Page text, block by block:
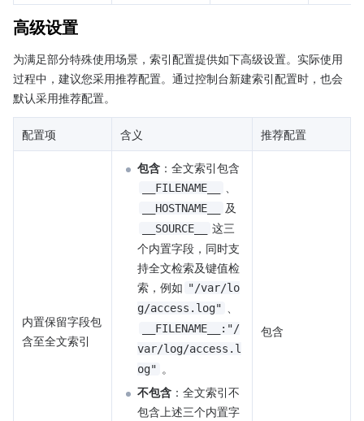
高级设置
为满足部分特殊使用场景，索引配置提供如下高级设置。实际使用
过程中，建议您采用推荐配置。通过控制台新建索引配置时，也会
默认采用推荐配置。
配置项 含义 推荐配置
内置保留字段包
含至全文索引
包含 ：全文索引包含
__FILENAME__ 、
__HOSTNAME__ 及
__SOURCE__
这三
个内置字段，同时支
持全文检索及键值检
索，例如 "/var/lo
g/access.log" 、
__FILENAME__:"/
var/log/access.l
og" 。
不包含 ：全文索引不
包含上述三个内置字
包含